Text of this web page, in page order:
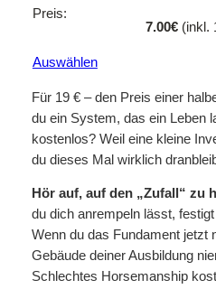
7.00€ (inkl.
Auswählen
Für 19 € – den Preis einer
du ein System, das ein Leben
kostenlos? Weil eine kleine
du dieses Mal wirklich
Hör auf, auf den „Zufall“ zu
du dich anrempeln lässt,
Wenn du das Fundament jetzt
Gebäude deiner Ausbildung
Schlechtes Horsemanship